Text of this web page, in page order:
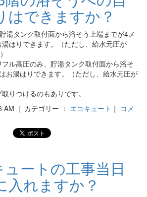
はできますか？
タンク取付面から浴そう上端までが4メ
はりできます。（ただし、給水元圧が
ル高圧のみ、貯湯タンク取付面から浴そ
お湯はりできます。（ただし、給水元圧が
りつけるのもありです。
| カテゴリー ： エコキュート ｜ コメ
ートの工事当日
入れますか？